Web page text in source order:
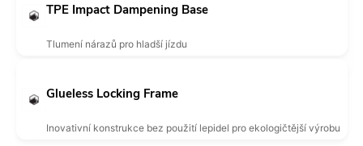
TPE Impact Dampening Base
Tlumení nárazů pro hladší jízdu
Glueless Locking Frame
Inovativní konstrukce bez použití lepidel pro ekologičtější výrobu